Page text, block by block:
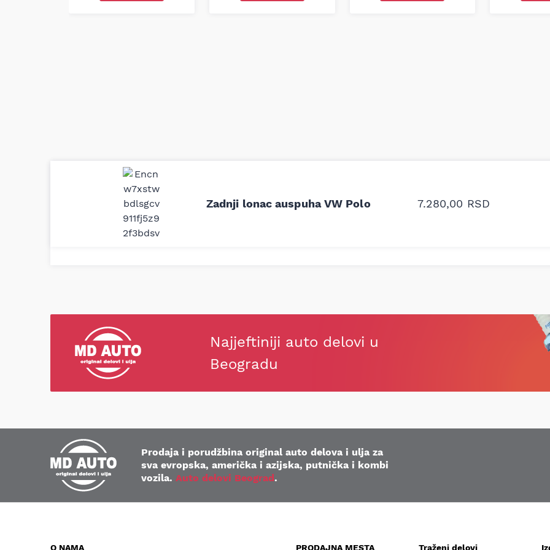
Zadnji lonac auspuha VW Polo 7.280,00 RSD
definitivno najbolje cene su ovde. Kupila sam više puta auto
delove iz MD Auto. Uvek dobra preporuka za proizvođača i
odgovarajuću opremu. Sve pohvale!
Svetlana Večerinović, Beograd (Opel Astra)
tačan naziv i tip
ali me je Miloš
Najjeftiniji auto delovi u
Beogradu
Prodaja i porudžbina original auto delova i ulja za
sva evropska, američka i azijska, putnička i kombi
vozila. Auto delovi Beograd.
O NAMA PRODAJNA MESTA Traženi delovi